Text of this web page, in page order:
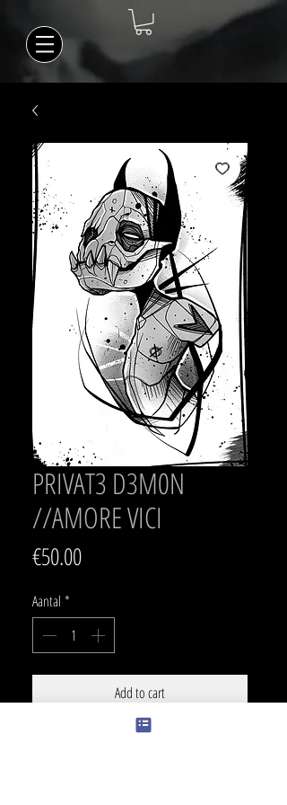
PRIVAT3 D3M0N
//AMORE VICI
€50.00Prijs
Aantal *
Add to cart